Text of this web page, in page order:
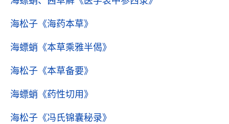
海松子 《海药本草》
海螵蛸 《本草乘雅半偈》
海松子 《本草备要》
海螵蛸 《药性切用》
海松子 《冯氏锦囊秘录》